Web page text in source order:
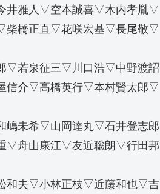
雅人▽空本誠喜▽木内孝胤▽
柴橋正直▽花咲宏基▽長尾敬▽
▽若泉征三▽川口浩▽中野渡詔
信介▽高橋英行▽本村賢太郎▽
未希▽山岡達丸▽石井登志郎
▽舟山康江▽友近聡朗▽行田邦
和夫▽小林正枝▽近藤和也▽吉